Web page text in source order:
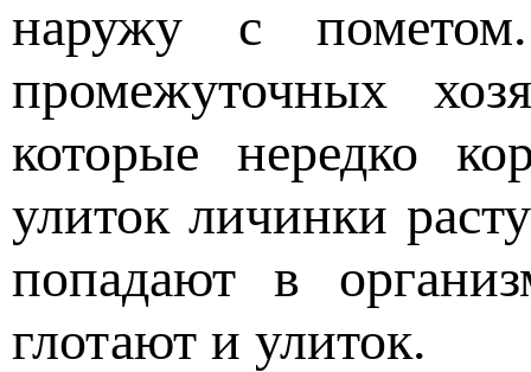
наружу с
промежуточных
которые нередко
улиток личинки
попадают в
глотают и улиток.